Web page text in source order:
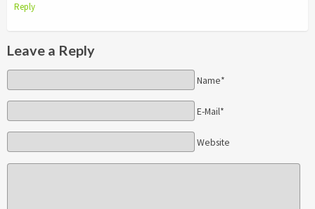
Reply
Leave a Reply
Name*
E-Mail*
Website